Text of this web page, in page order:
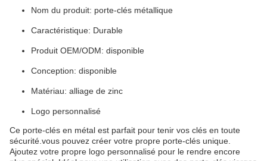
Nom du produit: porte-clés métallique
Caractéristique: Durable
Produit OEM/ODM: disponible
Conception: disponible
Matériau: alliage de zinc
Logo personnalisé
Ce porte-clés en métal est parfait pour tenir vos clés en toute
sécurité.vous pouvez créer votre propre porte-clés unique.
Ajoutez votre propre logo personnalisé pour le rendre encore